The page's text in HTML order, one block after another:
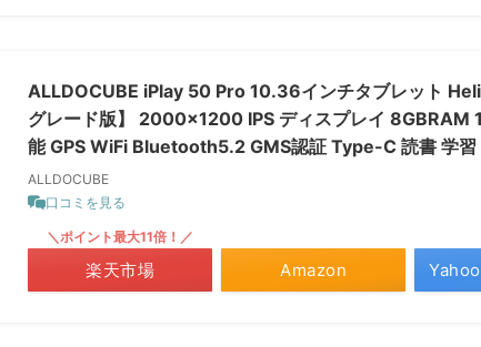
ALLDOCUBE iPlay 50 Pro 10.36インチタブレット
グレード版】 2000×1200 IPS ディスプレイ 8GBRAM
能 GPS WiFi Bluetooth5.2 GMS認証 Type-C 読書 学習
ALLDOCUBE
口コミを見る
Amazon
＼ポイント最大11倍！／
楽天市場